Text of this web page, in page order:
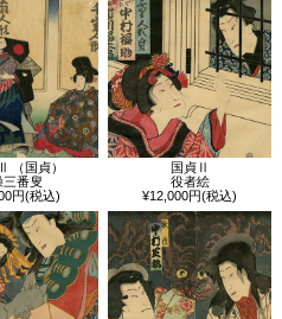
（国貞）
三番叟
円(税込)
国貞Ⅱ
役者絵
¥12,000円(税込)